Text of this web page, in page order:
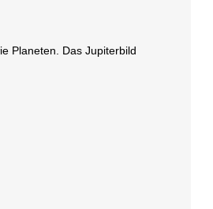
Planeten. Das Jupiterbild